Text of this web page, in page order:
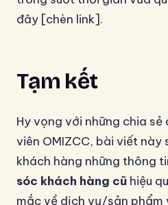
đây [chèn link].
Tạm kết
Hy vọng với những chia
viên OMIZCC, bài viết này
khách hàng những thông
sóc khách hàng cũ hiệu
mắc về dịch vụ/sản phẩm